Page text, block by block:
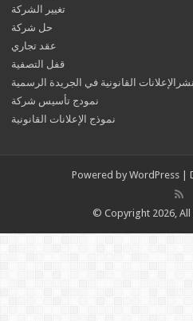
تغيير الشركة
حل شركة
عقد تجاري
قفل التصفية
نشرالإعلانات القانونية في الجريدة الرسمية
نمودج تأسيس شركة
نموذج الإعلانات القانونية
Powered by WordPress |
© Copyright 2026, All